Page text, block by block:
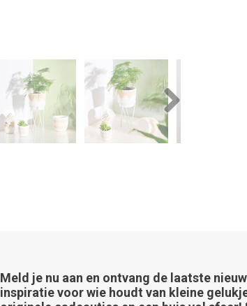
Next
Meld je nu aan en ontvang de laatste
inspiratie voor wie houdt van kleine